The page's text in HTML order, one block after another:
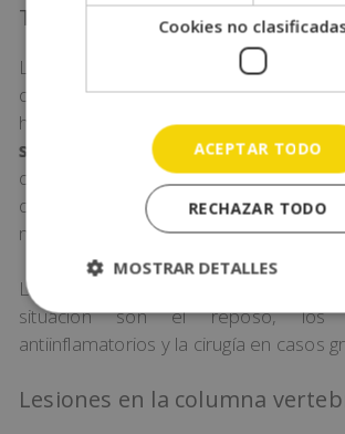
Tendinitis
La tendinitis es una inflamación
decir, la estructura que conecta el
hueso. La tendinitis suele estar
sobrecarga de los músculos o
durante el entrenamiento. Además,
dolorosa y limita considerablemente
moverse y realizar actividades
Los tratamientos recomendados
situación son el reposo, los
antiinflamatorios y la cirugía en casos
Lesiones en la columna
Cookies no
ACEPTAR TODO
RECHAZAR TODO
MOSTRAR DETALLES